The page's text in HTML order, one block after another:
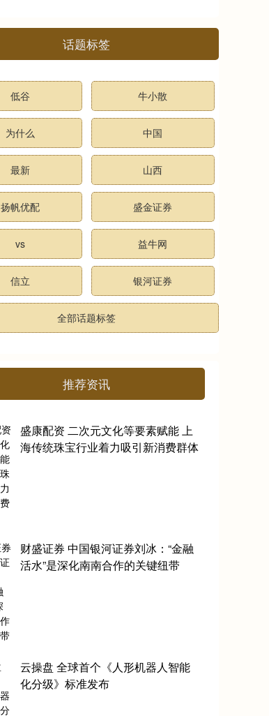
话题标签
低谷 牛小散
为什么 中国
最新 山西
扬帆优配 盛金证券
vs 益牛网
信立 银河证券
全部话题标签
推荐资讯
盛康配资 二次元文化等要素赋能 上
海传统珠宝行业着力吸引新消费群体
财盛证券 中国银河证券刘冰：“金融
活水”是深化南南合作的关键纽带
云操盘 全球首个《人形机器人智能
化分级》标准发布